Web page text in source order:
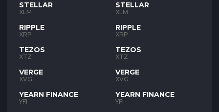
STELLAR
XLM
RIPPLE
XRP
TEZOS
XTZ
VERGE
XVG
YEARN FINANCE
YFI
STELLAR
XLM
RIPPLE
XRP
TEZOS
XTZ
VERGE
XVG
YEARN FINANCE
YFI